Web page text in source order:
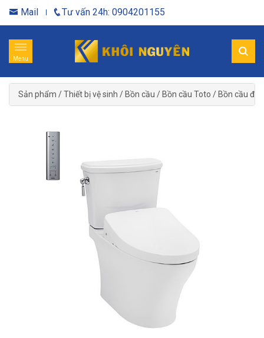
Mail Tư vấn 24h: 0904201155
Menu
Sản phẩm /Thiết bị vệ sinh / Bồn cầu / Bồn cầu Toto / Bồn cầu